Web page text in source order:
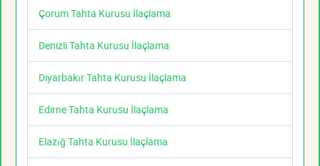
Çorum Tahta Kurusu İlaçlama
Denizli Tahta Kurusu İlaçlama
Diyarbakır Tahta Kurusu İlaçlama
Edirne Tahta Kurusu İlaçlama
Elazığ Tahta Kurusu İlaçlama